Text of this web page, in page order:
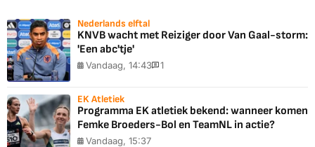
Nederlands elftal
KNVB wacht met Reiziger door Van Gaal-storm:
'Een abc'tje'
Vandaag, 14:43 1
EK Atletiek
Programma EK atletiek bekend: wanneer komen
Femke Broeders-Bol en TeamNL in actie?
Vandaag, 15:37